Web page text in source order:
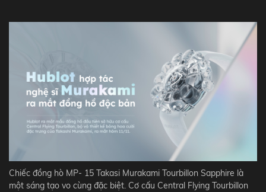
Chiếc đồng hò MP- 15 Takasi Murakami Tourbillon Sapphire là
một sáng tạo vo cùng đặc biệt. Cơ cấu Central Flying Tourbillon